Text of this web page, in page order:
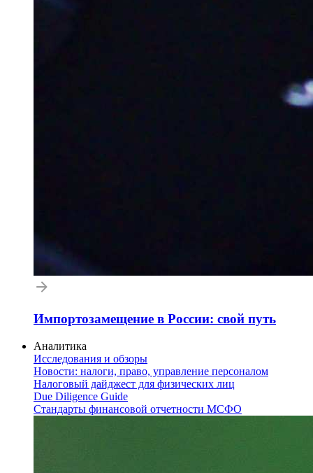
Импортозамещение в России: свой путь
Аналитика
Исследования и обзоры
Новости: налоги, право, управление персоналом
Налоговый дайджест для физических лиц
Due Diligence Guide
Стандарты финансовой отчетности МСФО